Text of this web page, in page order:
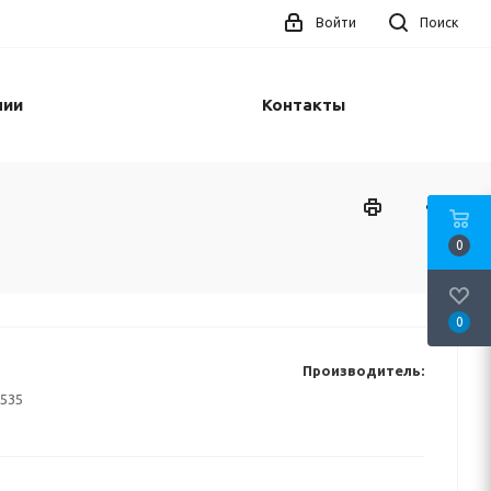
Поиск
Войти
Контакты
Производитель:
0
0